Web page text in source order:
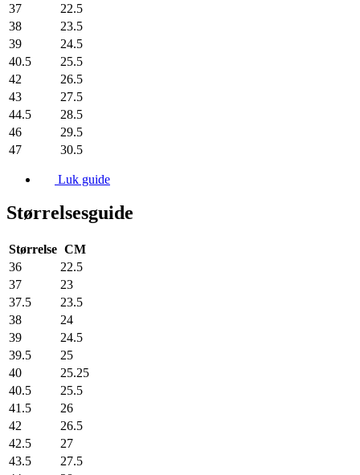
37
22.5
38
23.5
39
24.5
40.5
25.5
42
26.5
43
27.5
44.5
28.5
46
29.5
47
30.5
Luk guide
Størrelsesguide
Størrelse CM
36
22.5
37
23
37.5
23.5
38
24
39
24.5
39.5
25
40
25.25
40.5
25.5
41.5
26
42
26.5
42.5
27
43.5
27.5